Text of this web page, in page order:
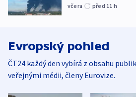
včera před 11 h
Evropský pohled
ČT24 každý den vybírá z obsahu
veřejnými médii, členy Eurovize.